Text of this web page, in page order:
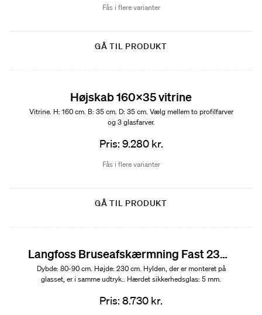
Fås i flere varianter
GÅ TIL PRODUKT
Højskab 160x35 vitrine
Vitrine. H: 160 cm. B: 35 cm. D: 35 cm. Vælg mellem to profilfarver
og 3 glasfarver.
Pris: 9.280 kr.
Fås i flere varianter
GÅ TIL PRODUKT
Langfoss Bruseafskærmning Fast 230 med riflet glas og hylde
Dybde: 80-90 cm. Højde: 230 cm. Hylden, der er monteret på
glasset, er i samme udtryk.. Hærdet sikkerhedsglas: 5 mm.
Pris: 8.730 kr.